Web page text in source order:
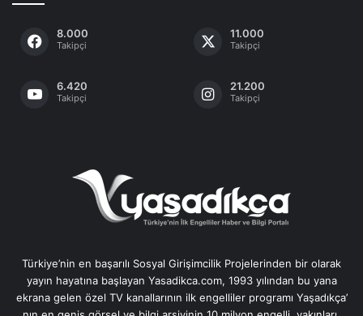
8.000
Takipçi
11.000
Takipçi
6.420
Takipçi
21.200
Takipçi
Türkiye’nin en başarılı Sosyal Girişimcilik Projelerinden bir olarak
yayın hayatına başlayan Yasadikca.com, 1993 yılından bu yana
ekrana gelen özel TV kanallarının ilk engelliler programı Yaşadıkça’